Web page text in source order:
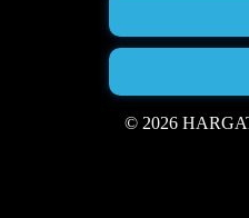
© 2026